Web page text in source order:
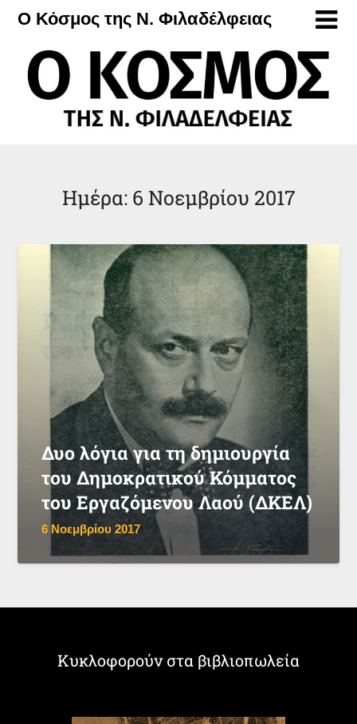
Μετάβαση
περιεχόμενο
Ο Κόσμος της Ν. Φιλαδέλφειας
Ημέρα: 6 Νοεμβρίου 2017
Δυο λόγια για τη δημιουργία
του Δημοκρατικού Κόμματος
του Εργαζόμενου Λαού (ΔΚΕΛ)
6 Νοεμβρίου 2017
Κυκλοφορούν στα βιβλιοπωλεία